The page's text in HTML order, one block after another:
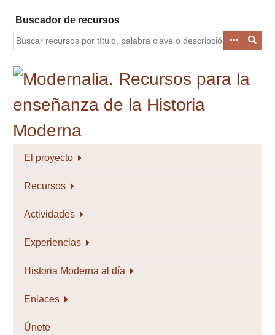
contenido
principal
Buscador de recursos
El proyecto
Recursos
Actividades
Experiencias
Historia Moderna al día
Enlaces
Únete